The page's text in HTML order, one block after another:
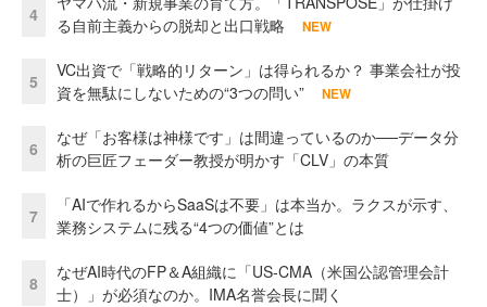
4
る自前主義からの脱却と出口戦略
NEW
5
VC出資で「戦略的リターン」は得られるか？ 事業会社が投
資を無駄にしないための“3つの問い”
NEW
6
なぜ「お客様は神様です」は間違っているのか──データ分
析の巨匠フェーダー教授が明かす「CLV」の本質
7
「AIで作れるからSaaSは不要」は本当か。ラクスが示す、
業務システムに残る“4つの価値”とは
8
なぜAI時代のFP＆A組織に「US-CMA（米国公認管理会計
士）」が必須なのか。IMA名誉会長に聞く